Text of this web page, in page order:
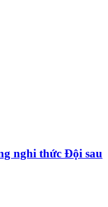
nghi thức Đội sau